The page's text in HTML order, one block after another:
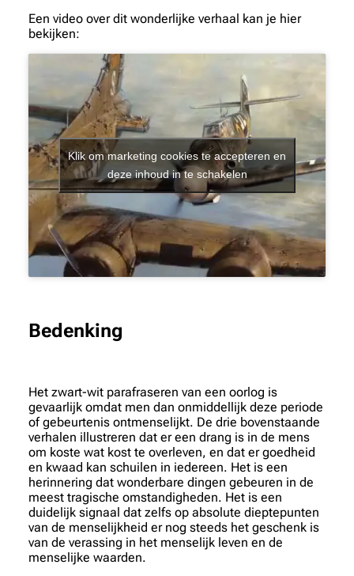
Een video over dit wonderlijke verhaal kan je hier
bekijken:
Klik om marketing cookies te accepteren en
deze inhoud in te schakelen
Bedenking
Het zwart-wit parafraseren van een oorlog is
gevaarlijk omdat men dan onmiddellijk deze periode
of gebeurtenis ontmenselijkt. De drie bovenstaande
verhalen illustreren dat er een drang is in de mens
om koste wat kost te overleven, en dat er goedheid
en kwaad kan schuilen in iedereen. Het is een
herinnering dat wonderbare dingen gebeuren in de
meest tragische omstandigheden. Het is een
duidelijk signaal dat zelfs op absolute dieptepunten
van de menselijkheid er nog steeds het geschenk is
van de verassing in het menselijk leven en de
menselijke waarden.